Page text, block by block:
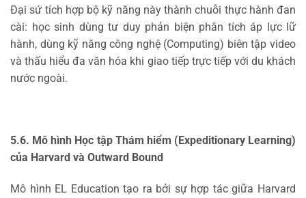
Đại sứ tích hợp bộ kỹ năng này thành chuỗi thực hành đan
cài: học sinh dùng tư duy phản biện phân tích áp lực lữ
hành, dùng kỹ năng công nghệ (Computing) biên tập video
và thấu hiểu đa văn hóa khi giao tiếp trực tiếp với du khách
nước ngoài.
5.6. Mô hình Học tập Thám hiểm (Expeditionary Learning)
của Harvard và Outward Bound
Mô hình EL Education tạo ra bởi sự hợp tác giữa Harvard